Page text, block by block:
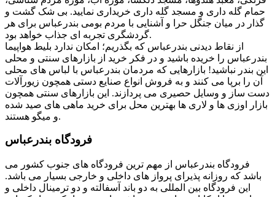
حمام گله داری و مسجد گله داری خریداری نمایید. بی شک گشت و
گذار در میان جنگل حرا و آشنایی با مردم بومی بندرعباس برای هر
گردشگری تجربه ای جذاب خواهد بود.
از نقاط دیدنی بندرعباس که بگذریم؛ امکان ندارد بلیط هواپیما
بندرعباس را خریده باشید و در فکر خرید از بازارهای سنتی و محلی
این بندر نباشید! بازارهایی که مردمان بندرعباس با لباس های محلی
آن را برپا می کنند و به فروش انواع صنایع دستی همچون زیورآلات
دست ساز و وسایل حصیری می پردازند. این بازارهای سنتی همچون
بازار اوزی ها و لاری ها بهترین محل برای خرید ماهی های صید شده
و میگو هستند.
فرودگاه بندرعباس
فرودگاه بندرعباس از مهم ترین فرودگاه های جنوب کشور می
باشد که روزانه پذیرای پرواز های داخلی و خارجی بسیار می باشد.
این فرودگاه بین المللی به دو باند آسفالته و دو ترمینال داخلی و